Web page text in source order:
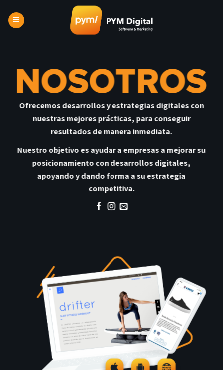
content
Ofrecemos desarrollos y estrategias digitales con
nuestras mejores prácticas, para conseguir
resultados de manera inmediata.
Nuestro objetivo es ayudar a empresas a mejorar su
posicionamiento con desarrollos digitales,
apoyando y dando forma a su estrategia
competitiva.